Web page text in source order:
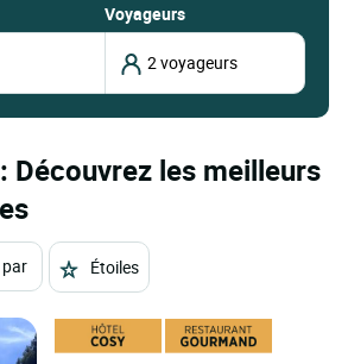
Voyageurs
Découvrez les meilleurs
par Étoiles